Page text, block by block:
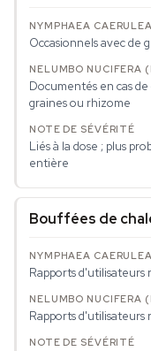
Occasionnels avec de
Documentés en cas
graines ou rhizome
Liés à la dose ; plus
entière
Bouffées de
Rapports d'utilisateurs
Rapports d'utilisateurs